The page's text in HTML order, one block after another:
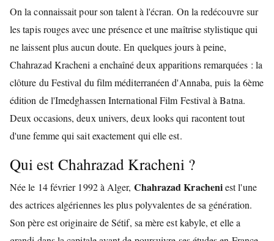
On la connaissait pour son talent à l'écran. On la redécouvre sur
les tapis rouges avec une présence et une maîtrise stylistique qui
ne laissent plus aucun doute. En quelques jours à peine,
Chahrazad Kracheni a enchaîné deux apparitions remarquées : la
clôture du Festival du film méditerranéen d'Annaba, puis la 6ème
édition de l'Imedghassen International Film Festival à Batna.
Deux occasions, deux univers, deux looks qui racontent tout
d'une femme qui sait exactement qui elle est.
Qui est Chahrazad Kracheni ?
Née le 14 février 1992 à Alger, Chahrazad Kracheniest l'une
des actrices algériennes les plus polyvalentes de sa génération.
Son père est originaire de Sétif, sa mère est kabyle, et elle a